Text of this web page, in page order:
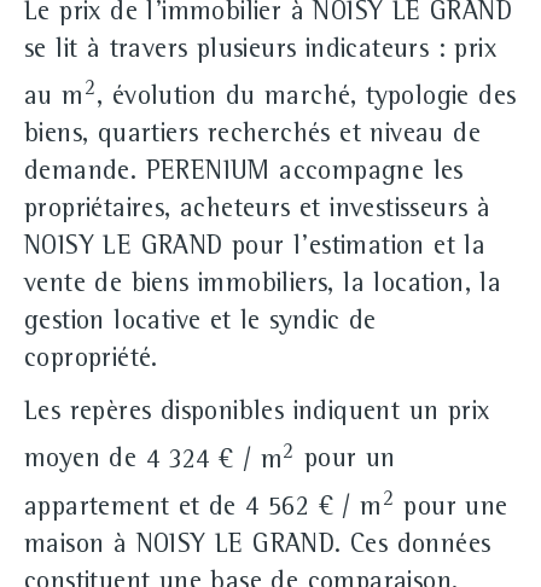
Le prix de l'immobilier à NOISY LE GRAND
se lit à travers plusieurs indicateurs : prix
au m 2, évolution du marché, typologie des
biens, quartiers recherchés et niveau de
demande. PERENIUM accompagne les
propriétaires, acheteurs et investisseurs à
NOISY LE GRAND pour l'estimation et la
vente de biens immobiliers, la location, la
gestion locative et le syndic de
copropriété.
Les repères disponibles indiquent un prix
moyen de 4 324 € / m2 pour un
appartement et de 4 562 € / m 2 pour une
maison à NOISY LE GRAND. Ces données